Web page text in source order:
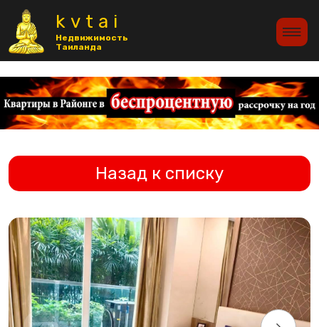
kvtai
Недвижимость
Таиланда
Назад к списку